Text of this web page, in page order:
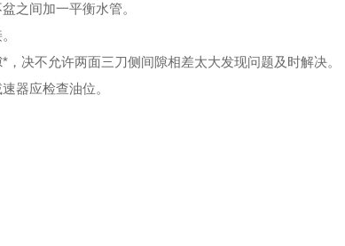
之间加一平衡水管。
，决不允许两面三刀侧间隙相差太大发现问题及时解决。
器应检查油位。